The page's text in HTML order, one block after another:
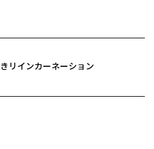
リインカーネーション